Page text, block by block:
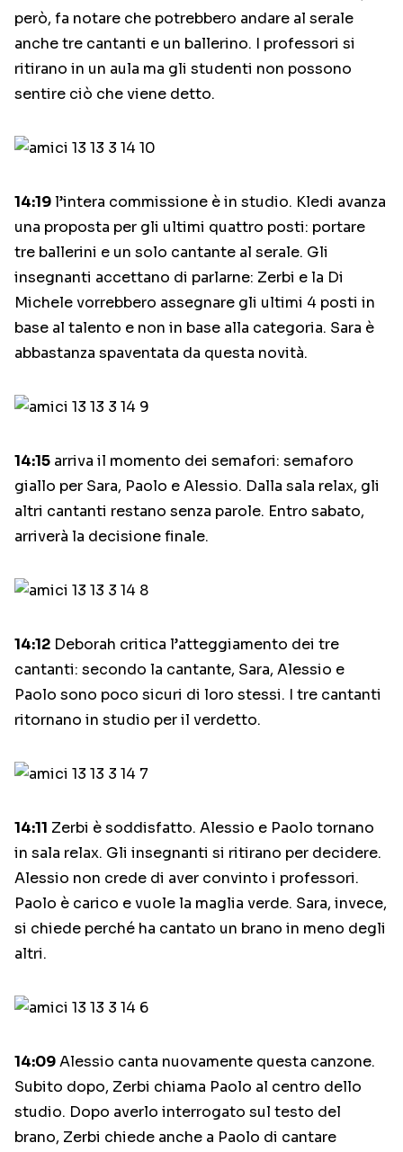
però, fa notare che potrebbero andare al serale
anche tre cantanti e un ballerino. I professori si
ritirano in un aula ma gli studenti non possono
sentire ciò che viene detto.
14:19l’intera commissione è in studio. Kledi avanza
una proposta per gli ultimi quattro posti: portare
tre ballerini e un solo cantante al serale. Gli
insegnanti accettano di parlarne: Zerbi e la Di
Michele vorrebbero assegnare gli ultimi 4 posti in
base al talento e non in base alla categoria. Sara è
abbastanza spaventata da questa novità.
14:15 arriva il momento dei semafori: semaforo
giallo per Sara, Paolo e Alessio. Dalla sala relax, gli
altri cantanti restano senza parole. Entro sabato,
arriverà la decisione finale.
14:12 Deborah critica l’atteggiamento dei tre
cantanti: secondo la cantante, Sara, Alessio e
Paolo sono poco sicuri di loro stessi. I tre cantanti
ritornano in studio per il verdetto.
14:11 Zerbi è soddisfatto. Alessio e Paolo tornano
in sala relax. Gli insegnanti si ritirano per decidere.
Alessio non crede di aver convinto i professori.
Paolo è carico e vuole la maglia verde. Sara, invece,
si chiede perché ha cantato un brano in meno degli
altri.
14:09Alessio canta nuovamente questa canzone.
Subito dopo, Zerbi chiama Paolo al centro dello
studio. Dopo averlo interrogato sul testo del
brano, Zerbi chiede anche a Paolo di cantare